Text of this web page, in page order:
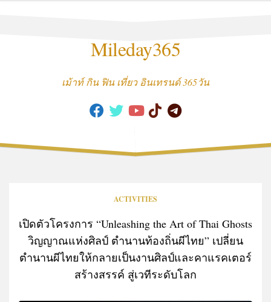
Mileday365
เม้าท์ กิน ฟิน เที่ยว อินเทรนด์ 365วัน
ACTIVITIES
เปิดตัวโครงการ “Unleashing the Art of Thai Ghosts
วิญญาณแห่งศิลป์ ตำนานท้องถิ่นผีไทย” เปลี่ยน
ตำนานผีไทยให้กลายเป็นงานศิลป์และคาแรคเตอร์
สร้างสรรค์ สู่เวทีระดับโลก